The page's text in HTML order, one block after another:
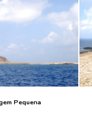
Pequena